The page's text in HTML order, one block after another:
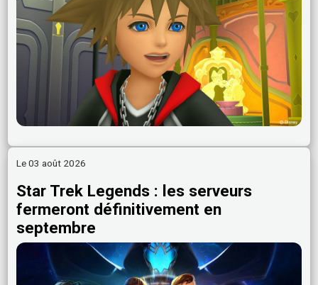
Le 03 août 2026
Star Trek Legends : les serveurs
fermeront définitivement en
septembre